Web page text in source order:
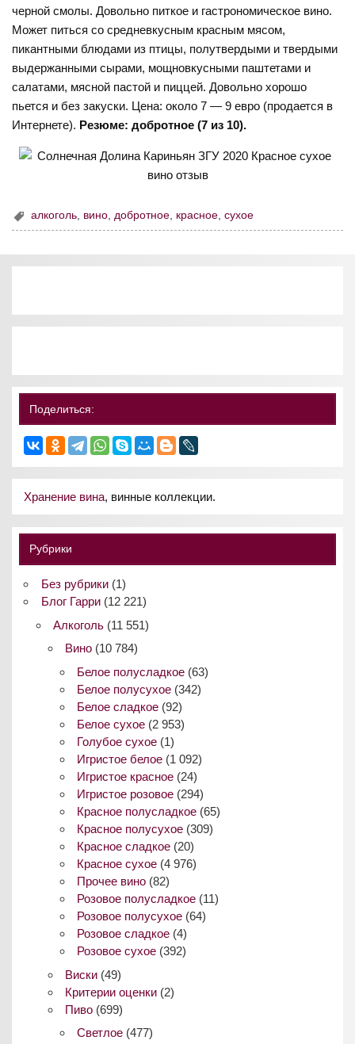
черной смолы. Довольно питкое и гастрономическое вино.
Может питься со средневкусным красным мясом,
пикантными блюдами из птицы, полутвердыми и твердыми
выдержанными сырами, мощновкусными паштетами и
салатами, мясной пастой и пиццей. Довольно хорошо
пьется и без закуски. Цена: около 7 — 9 евро (продается в
Интернете). Резюме: добротное (7 из 10).
алкоголь вино добротное красное ,сухое
Поделиться:
Хранение вина, винные коллекции.
Рубрики
Без рубрики(1)
Блог Гарри(12 221)
Алкоголь(11 551)
Вино(10 784)
Белое полусладкое (63)
Белое полусухое (342)
Белое сладкое (92)
Белое сухое (2 953)
Голубое сухое (1)
Игристое белое (1 092)
Игристое красное (24)
Игристое розовое (294)
Красное полусладкое (65)
Красное полусухое (309)
Красное сладкое (20)
Красное сухое (4 976)
Прочее вино (82)
Розовое полусладкое (11)
Розовое полусухое (64)
Розовое сладкое (4)
Розовое сухое (392)
Виски(49)
Критерии оценки(2)
Пиво(699)
Светлое (477)